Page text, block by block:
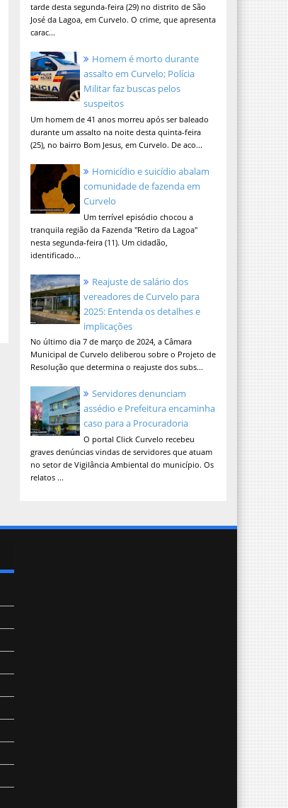
tarde desta segunda-feira (29) no distrito de São
José da Lagoa, em Curvelo. O crime, que apresenta
carac...
Homem é morto durante
assalto em Curvelo; Polícia
Militar faz buscas pelos
suspeitos
Um homem de 41 anos morreu após ser baleado
durante um assalto na noite desta quinta-feira
(25), no bairro Bom Jesus, em Curvelo. De aco...
Homicídio e suicídio abalam
comunidade de fazenda em
Curvelo
Um terrível episódio chocou a
tranquila região da Fazenda "Retiro da Lagoa"
nesta segunda-feira (11). Um cidadão,
identificado...
Reajuste de salário dos
vereadores de Curvelo para
2025: Entenda os detalhes e
implicações
No último dia 7 de março de 2024, a Câmara
Municipal de Curvelo deliberou sobre o Projeto de
Resolução que determina o reajuste dos subs...
Servidores denunciam
assédio e Prefeitura encaminha
caso para a Procuradoria
O portal Click Curvelo recebeu
graves denúncias vindas de servidores que atuam
no setor de Vigilância Ambiental do município. Os
relatos ...